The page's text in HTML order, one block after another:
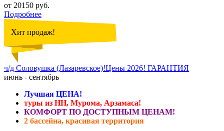
от 20150 руб.
Подробнее
Хит продаж!
ч/д Соловушка (Лазаревское)!Цены 2026! ГАРАНТИЯ
июнь - сентябрь
Лучшая ЦЕНА!
туры из НН, Мурома, Арзамаса!
КОМФОРТ ПО ДОСТУПНЫМ ЦЕНАМ!
2 бассейна, красивая территория